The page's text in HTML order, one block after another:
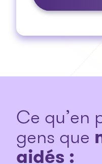
Ce qu’en
gens que
aidés :